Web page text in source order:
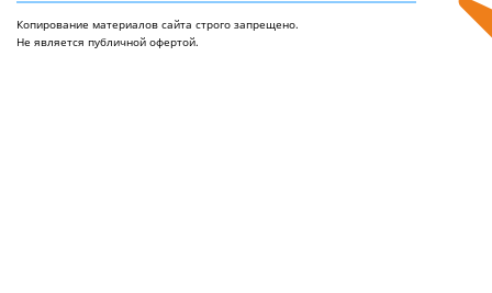
Копирование материалов сайта строго запрещено.
Не является публичной офертой.